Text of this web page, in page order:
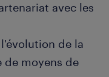
avec les
de la
de moyens de